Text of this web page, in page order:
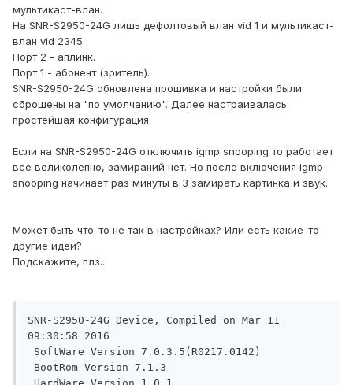
мультикаст-влан.
На SNR-S2950-24G лишь дефолтовый влан vid 1 и мультикаст-
влан vid 2345.
Порт 2 - аплинк.
Порт 1 - абонент (зритель).
SNR-S2950-24G обновлена прошивка и настройки были
сброшены на "по умолчанию". Далее настраивалась
простейшая конфигурация.
Если на SNR-S2950-24G отключить igmp snooping то работает
все великолепно, замираний нет. Но после включения igmp
snooping начинает раз минуты в 3 замирать картинка и звук.
Может быть что-то не так в настройках? Или есть какие-то
другие идеи?
Подскажите, плз...
SNR-S2950-24G Device, Compiled on Mar 11
09:30:58 2016